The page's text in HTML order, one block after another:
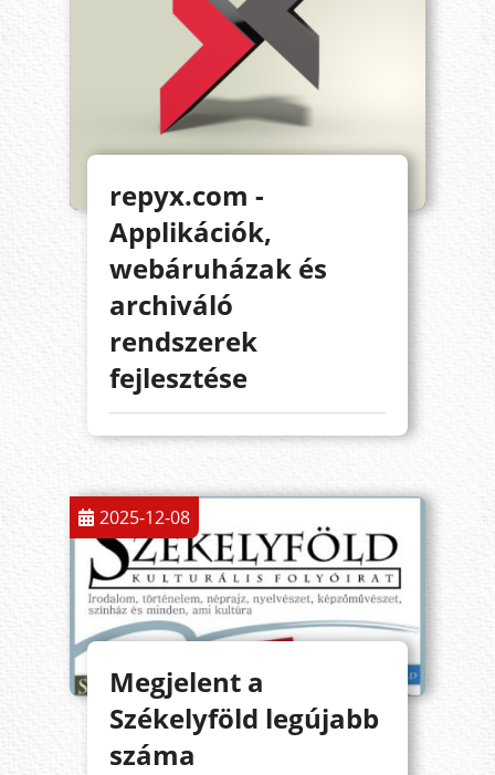
repyx.com -
Applikációk,
webáruházak és
archiváló
rendszerek
fejlesztése
2025-12-08
Megjelent a
Székelyföld legújabb
száma